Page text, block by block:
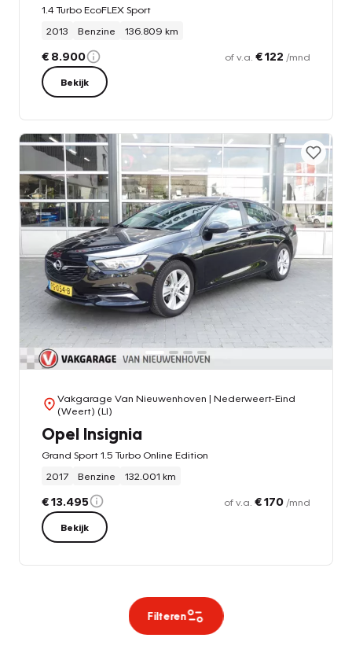
1.4 Turbo EcoFLEX Sport
2013
Benzine 136.809 km
€ 8.900 of v.a. € 122 /mnd
Bekijk
Vakgarage Van Nieuwenhoven | Nederweert-Eind
(Weert) (LI)
Opel Insignia
Grand Sport 1.5 Turbo Online Edition
2017
Benzine 132.001 km
€ 13.495 of v.a. € 170 /mnd
Bekijk
Filteren